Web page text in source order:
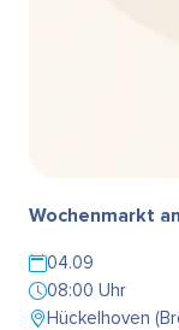
Wochenmarkt
04.09
08:00 Uhr
Hückelhoven